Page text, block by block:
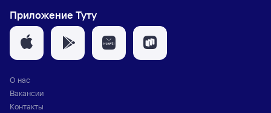
Приложение Туту
О нас
Вакансии
Контакты